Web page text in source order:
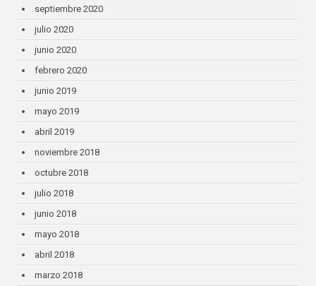
septiembre 2020
julio 2020
junio 2020
febrero 2020
junio 2019
mayo 2019
abril 2019
noviembre 2018
octubre 2018
julio 2018
junio 2018
mayo 2018
abril 2018
marzo 2018